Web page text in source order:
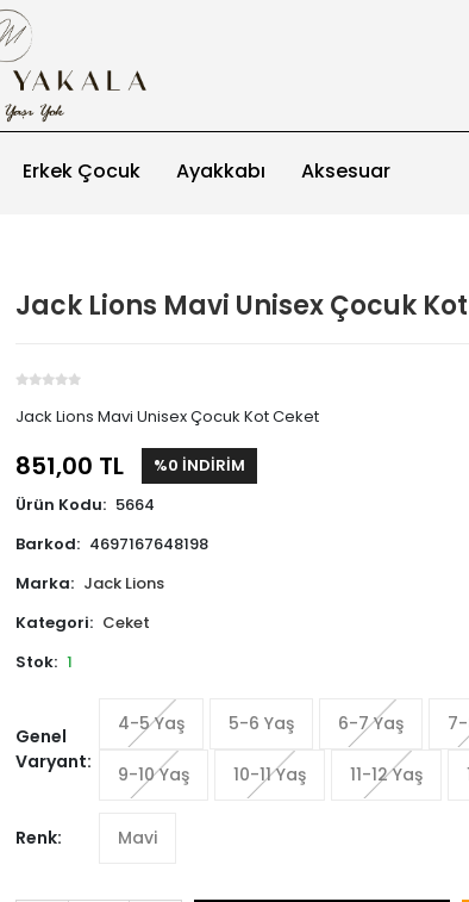
Erkek Çocuk Ayakkabı Aksesuar
Jack Lions Mavi Unisex Çocuk
Jack Lions Mavi Unisex Çocuk Kot Ceket
851,00 TL
%0 İNDİRİM
Ürün Kodu: 5664
Barkod: 4697167648198
Marka: Jack Lions
Kategori: Ceket
Stok: 1
Genel
Varyant:
4-5 Yaş 5-6 Yaş 6-7 Yaş
9-10 Yaş 10-11 Yaş 11-12 Yaş
Renk: Mavi